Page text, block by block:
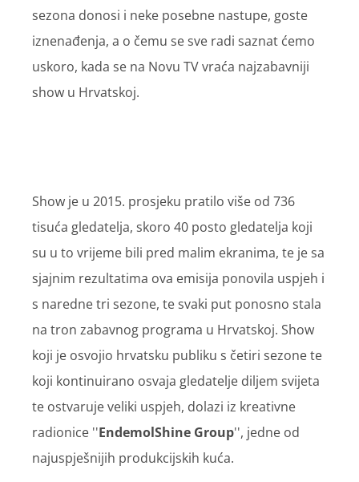
sezona donosi i neke posebne nastupe, goste
iznenađenja, a o čemu se sve radi saznat ćemo
uskoro, kada se na Novu TV vraća najzabavniji
show u Hrvatskoj.
Show je u 2015. prosjeku pratilo više od 736
tisuća gledatelja, skoro 40 posto gledatelja koji
su u to vrijeme bili pred malim ekranima, te je sa
sjajnim rezultatima ova emisija ponovila uspjeh i
s naredne tri sezone, te svaki put ponosno stala
na tron zabavnog programa u Hrvatskoj. Show
koji je osvojio hrvatsku publiku s četiri sezone te
koji kontinuirano osvaja gledatelje diljem svijeta
te ostvaruje veliki uspjeh, dolazi iz kreativne
radionice ''EndemolShine Group'', jedne od
najuspješnijih produkcijskih kuća.